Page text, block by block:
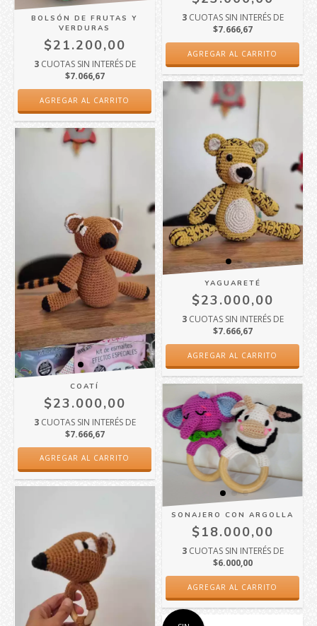
BOLSÓN DE FRUTAS Y
VERDURAS
$21.200,00
3 CUOTAS SIN INTERÉS DE
$7.066,67
3 CUOTAS SIN INTERÉS DE
$7.666,67
COATÍ
$23.000,00
3 CUOTAS SIN INTERÉS DE
$7.666,67
YAGUARETÉ
$23.000,00
3 CUOTAS SIN INTERÉS DE
$7.666,67
SONAJERO CON ARGOLLA
$18.000,00
3 CUOTAS SIN INTERÉS DE
$6.000,00